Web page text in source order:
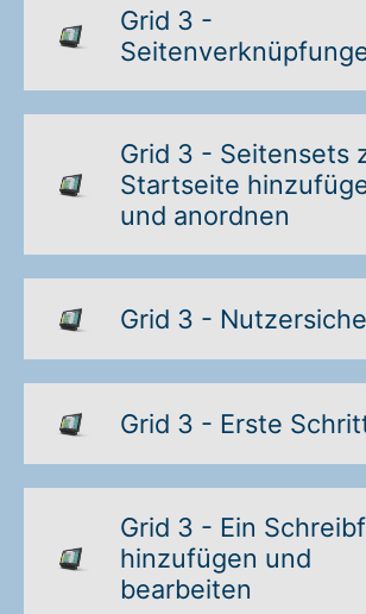
Beratungsanfrage
Anmelden
Warenkorb: 0
Grid 3 -
Grid 3 - Seitensets
Startseite
und anordnen
Grid 3 -
Grid 3 - Erste
Grid 3 - Ein
hinzufügen und
bearbeiten